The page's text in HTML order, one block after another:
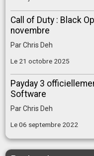
Call of Duty : Black
novembre
ParChris Deh
Le 21 octobre 2025
Payday 3
Software
ParChris Deh
Le 06 septembre 2022